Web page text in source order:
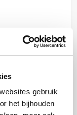
gebruik
het bijhouden